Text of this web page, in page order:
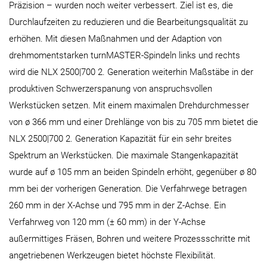
Präzision – wurden noch weiter verbessert. Ziel ist es, die
Durchlaufzeiten zu reduzieren und die Bearbeitungsqualität zu
erhöhen. Mit diesen Maßnahmen und der Adaption von
drehmomentstarken turnMASTER-Spindeln links und rechts
wird die NLX 2500|700 2. Generation weiterhin Maßstäbe in der
produktiven Schwerzerspanung von anspruchsvollen
Werkstücken setzen. Mit einem maximalen Drehdurchmesser
von ø 366 mm und einer Drehlänge von bis zu 705 mm bietet die
NLX 2500|700 2. Generation Kapazität für ein sehr breites
Spektrum an Werkstücken. Die maximale Stangenkapazität
wurde auf ø 105 mm an beiden Spindeln erhöht, gegenüber ø 80
mm bei der vorherigen Generation. Die Verfahrwege betragen
260 mm in der X-Achse und 795 mm in der Z-Achse. Ein
Verfahrweg von 120 mm (± 60 mm) in der Y-Achse
außermittiges Fräsen, Bohren und weitere Prozessschritte mit
angetriebenen Werkzeugen bietet höchste Flexibilität.